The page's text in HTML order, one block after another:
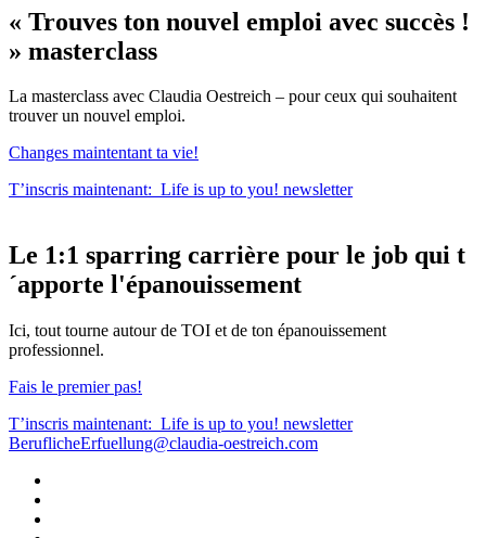
« Trouves ton nouvel emploi avec succès !
» masterclass
La masterclass avec Claudia Oestreich – pour ceux qui souhaitent
trouver un nouvel emploi.
Changes maintentant ta vie!
T’inscris maintenant: Life is up to you! newsletter
Le 1:1 sparring carrière pour le job qui t
´apporte l'épanouissement
Ici, tout tourne autour de TOI et de ton épanouissement
professionnel.
Fais le premier pas!
T’inscris maintenant: Life is up to you! newsletter
BeruflicheErfuellung@claudia-oestreich.com